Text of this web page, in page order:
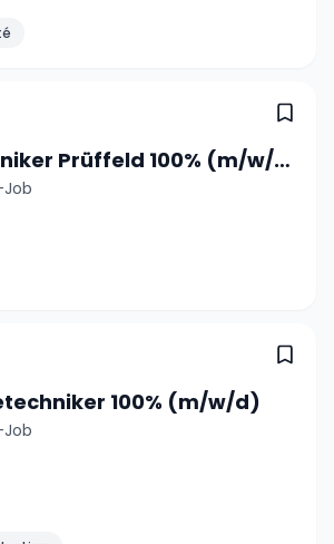
Elektroniker Prüffeld 100% (m/w/d)
100% (m/w/d)